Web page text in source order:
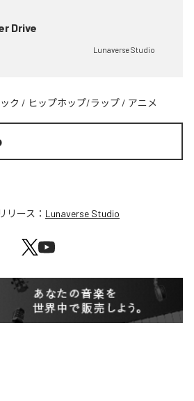
Drive
Lunaverse Studio
ク / ヒップホップ/ラップ / アニメ
リース： Lunaverse Studio